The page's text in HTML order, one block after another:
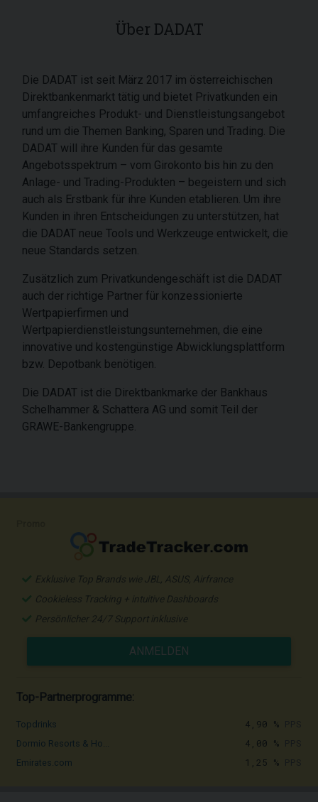
Über DADAT
Die DADAT ist seit März 2017 im österreichischen
Direktbankenmarkt tätig und bietet Privatkunden ein
umfangreiches Produkt- und Dienstleistungsangebot
rund um die Themen Banking, Sparen und Trading. Die
DADAT will ihre Kunden für das gesamte
Angebotsspektrum – vom Girokonto bis hin zu den
Anlage- und Trading-Produkten – begeistern und sich
auch als Erstbank für ihre Kunden etablieren. Um ihre
Kunden in ihren Entscheidungen zu unterstützen, hat
die DADAT neue Tools und Werkzeuge entwickelt, die
neue Standards setzen.
Zusätzlich zum Privatkundengeschäft ist die DADAT
auch der richtige Partner für konzessionierte
Wertpapierfirmen und
Wertpapierdienstleistungsunternehmen, die eine
innovative und kostengünstige Abwicklungsplattform
bzw. Depotbank benötigen.
Die DADAT ist die Direktbankmarke der Bankhaus
Schelhammer & Schattera AG und somit Teil der
GRAWE-Bankengruppe.
Exklusive Top Brands wie JBL, ASUS, Airfrance
Cookieless Tracking + intuitive Dashboards
Persönlicher 24/7 Support inklusive
ANMELDEN
Top-Partnerprogramme:
Topdrinks 4,90 %
Dormio Resorts & Ho... 4,00 %
Emirates.com 1,25 %